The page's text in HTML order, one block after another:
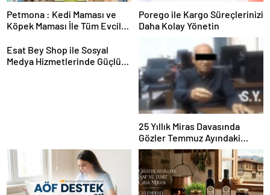
Petmona : Kedi Maması ve
Köpek Maması İle Tüm Evcil
Porego ile Kargo Süreçlerinizi
Daha Kolay Yönetin
Esat Bey Shop ile Sosyal
Medya Hizmetlerinde Güçlü
25 Yıllık Miras Davasında
Gözler Temmuz Ayındaki
Karar Duruşmasına Çevrildi